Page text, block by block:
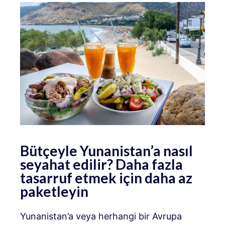
Bütçeyle Yunanistan’a nasıl
seyahat edilir? Daha fazla
tasarruf etmek için daha az
paketleyin
Yunanistan’a veya herhangi bir Avrupa